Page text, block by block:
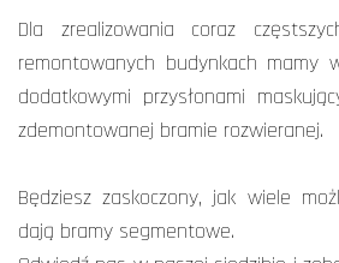
Dla zrealizowania coraz
remontowanych budynkach mamy
dodatkowymi przysłonami
zdemontowanej bramie rozwieranej.
Będziesz zaskoczony, jak wiele
dają bramy segmentowe.